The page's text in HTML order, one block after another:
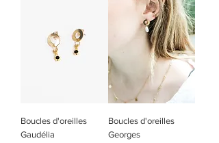
Boucles d'oreilles
Gaudélia
Boucles d'oreilles
Georges